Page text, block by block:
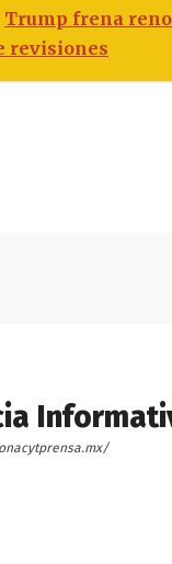
Trump frena
revisiones